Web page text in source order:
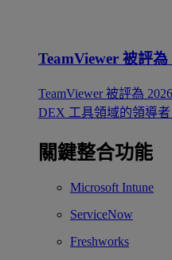
TeamViewer 被評
TeamViewer 被評為
DEX 工具領域的領導者
關鍵整合功能
Microsoft Intune
ServiceNow
Freshworks